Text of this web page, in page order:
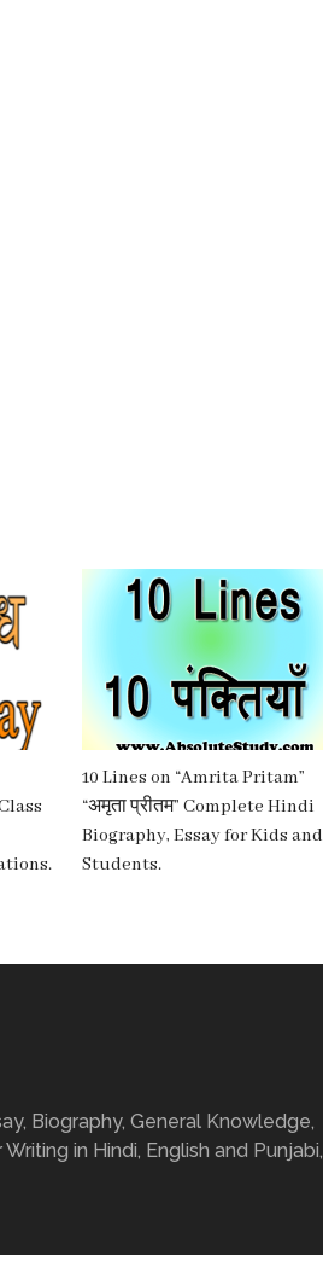
10 Lines on “Amrita Pritam”
“अमृता प्रीतम” Complete Hindi
Biography, Essay for Kids and
Students.
Biography, General Knowledge,
in Hindi, English and Punjabi,